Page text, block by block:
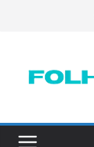
conteúdo